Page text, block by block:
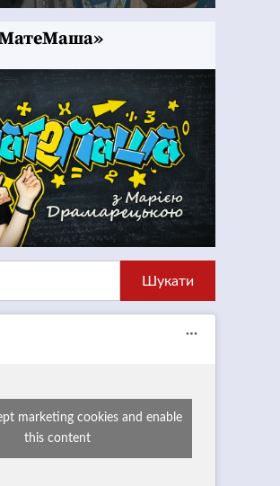
marketing cookies and enable
this content